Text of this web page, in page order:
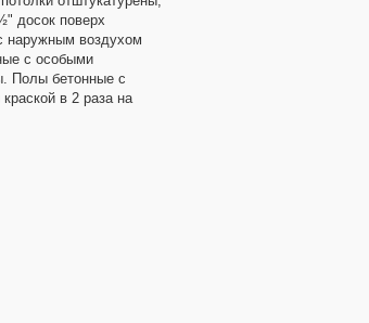
досок поверх
наружным воздухом
с особыми
Полы бетонные с
в 2 раза на